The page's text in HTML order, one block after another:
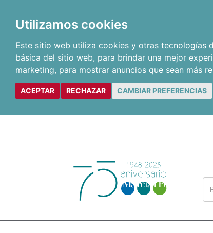
Utilizamos cookies
Este sitio web utiliza cookies y otras tecnologías
básica del sitio web, para brindar una mejor
marketing, para mostrar anuncios que sean más
ACEPTAR RECHAZAR CAMBIAR PREFERENCIAS